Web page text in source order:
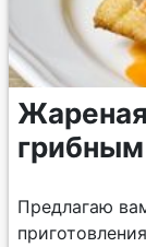
Предлагаю